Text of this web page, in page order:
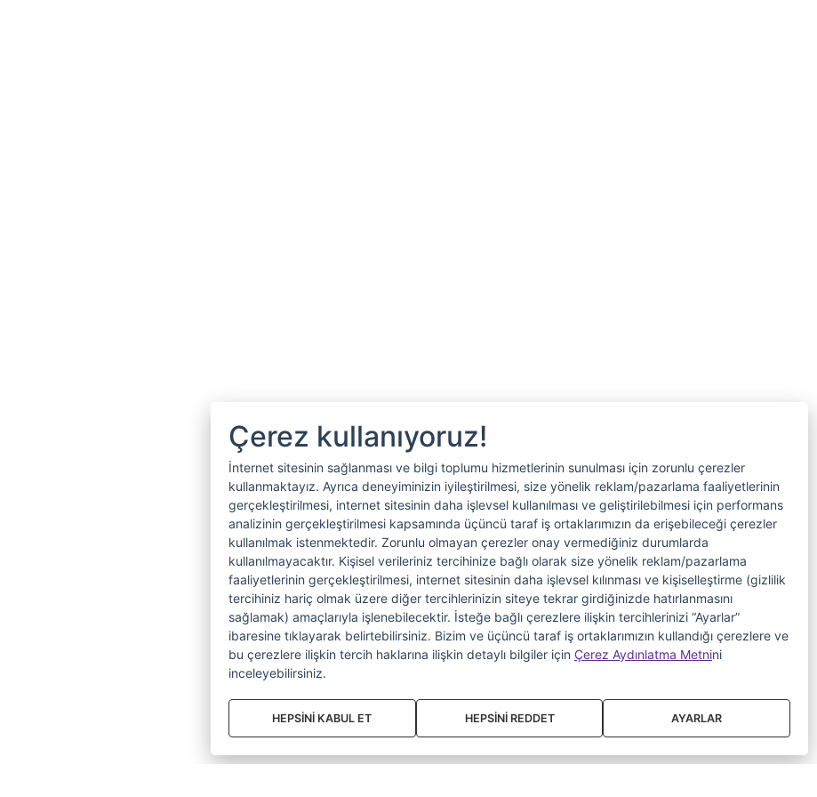
Çerez kullanıyoruz!
İnternet sitesinin sağlanması ve bilgi toplumu hizmetlerinin sunulması için zorunlu çerezler
kullanmaktayız. Ayrıca deneyiminizin iyileştirilmesi, size yönelik reklam/pazarlama faaliyetlerinin
gerçekleştirilmesi, internet sitesinin daha işlevsel kullanılması ve geliştirilebilmesi için performans
analizinin gerçekleştirilmesi kapsamında üçüncü taraf iş ortaklarımızın da erişebileceği çerezler
kullanılmak istenmektedir. Zorunlu olmayan çerezler onay vermediğiniz durumlarda
kullanılmayacaktır. Kişisel verileriniz tercihinize bağlı olarak size yönelik reklam/pazarlama
faaliyetlerinin gerçekleştirilmesi, internet sitesinin daha işlevsel kılınması ve kişiselleştirme (gizlilik
tercihiniz hariç olmak üzere diğer tercihlerinizin siteye tekrar girdiğinizde hatırlanmasını
sağlamak) amaçlarıyla işlenebilecektir. İsteğe bağlı çerezlere ilişkin tercihlerinizi “Ayarlar”
ibaresine tıklayarak belirtebilirsiniz. Bizim ve üçüncü taraf iş ortaklarımızın kullandığı çerezlere ve
bu çerezlere ilişkin tercih haklarına ilişkin detaylı bilgiler için Çerez Aydınlatma Metnini
inceleyebilirsiniz.
HEPSİNİ KABUL ET HEPSİNİ REDDET AYARLAR